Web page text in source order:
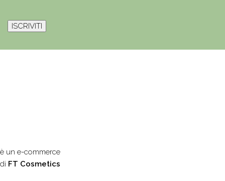
è un e-commerce
di FT Cosmetics